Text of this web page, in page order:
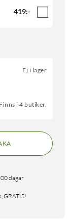
419:-
Ej i lager
Finns i 4 butiker.
dagar
GRATIS!